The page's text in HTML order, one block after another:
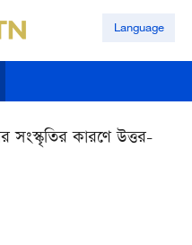
Language
সংস্কৃতির কারণে উত্তর-